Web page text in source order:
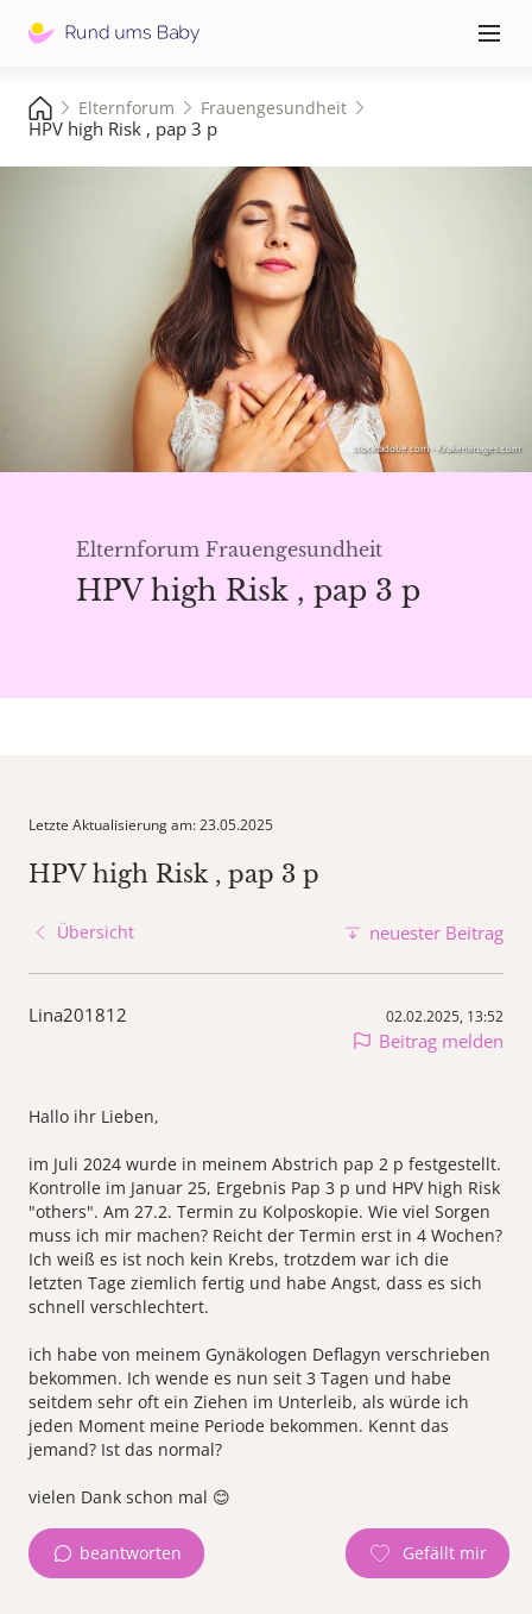
≡
Elternforum Frauengesundheit
HPV high Risk , pap 3 p
Elternforum Frauengesundheit
HPV high Risk , pap 3 p
stock.adobe.com - Krakenimages.com
Letzte Aktualisierung am: 23.05.2025
HPV high Risk , pap 3 p
Übersicht neuester Beitrag
Lina201812 02.02.2025, 13:52
Beitrag melden
Hallo ihr Lieben,
im Juli 2024 wurde in meinem Abstrich pap 2 p festgestellt.
Kontrolle im Januar 25, Ergebnis Pap 3 p und HPV high Risk
"others". Am 27.2. Termin zu Kolposkopie. Wie viel Sorgen
muss ich mir machen? Reicht der Termin erst in 4 Wochen?
Ich weiß es ist noch kein Krebs, trotzdem war ich die
letzten Tage ziemlich fertig und habe Angst, dass es sich
schnell verschlechtert.
ich habe von meinem Gynäkologen Deflagyn verschrieben
bekommen. Ich wende es nun seit 3 Tagen und habe
seitdem sehr oft ein Ziehen im Unterleib, als würde ich
jeden Moment meine Periode bekommen. Kennt das
jemand? Ist das normal?
beantworten